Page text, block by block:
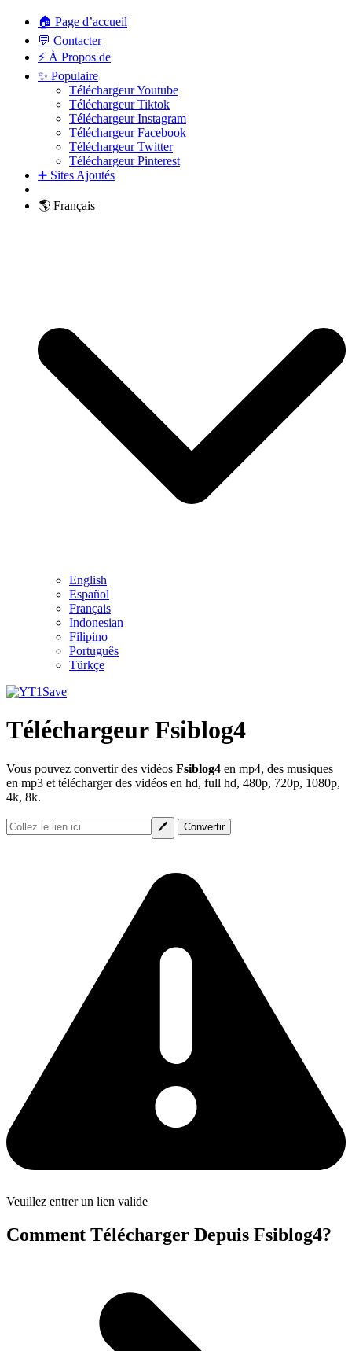
🏠 Page d’accueil
💬 Contacter
⚡ À Propos de
✨ Populaire
Téléchargeur Youtube
Téléchargeur Tiktok
Téléchargeur Instagram
Téléchargeur Facebook
Téléchargeur Twitter
Téléchargeur Pinterest
➕ Sites Ajoutés
🌎 Français
English
Español
Français
Indonesian
Filipino
Português
Türkçe
Téléchargeur Fsiblog4
Vous pouvez convertir des vidéos Fsiblog4 en mp4, des musiques
en mp3 et télécharger des vidéos en hd, full hd, 480p, 720p, 1080p,
4k, 8k.
Veuillez entrer un lien valide
Comment Télécharger Depuis Fsiblog4?